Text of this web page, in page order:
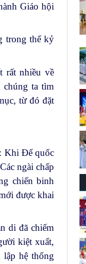
Giáo hội
trong thế kỷ
rất nhiều về
ta tìm
từ đó đặt
Khi Đế quốc
ngài chấp
chiến binh
được khai
di đã chiếm
kiệt xuất,
hệ thống